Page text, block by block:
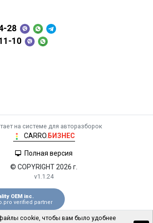
28
10
на системе для авторазборок
CARRO. БИЗНЕС
Полная версия
© COPYRIGHT 2026 г.
v1.1.24
OEM inc.
verified partner
cookie, чтобы вам было удобнее